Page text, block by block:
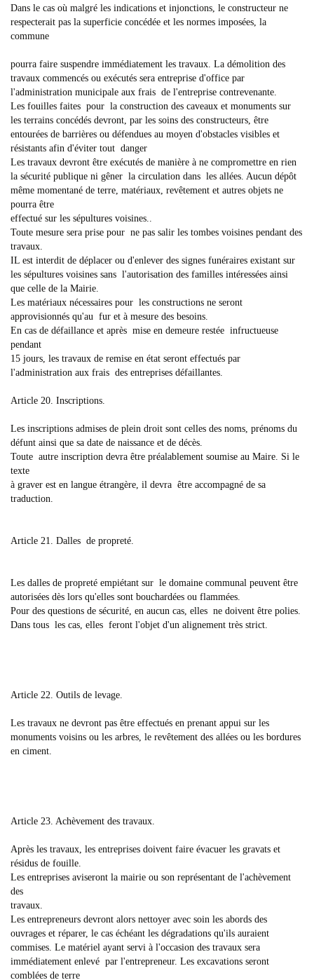
Dans le cas où malgré les indications et injonctions, le constructeur ne
respecterait pas la superficie concédée et les normes imposées, la
commune
pourra faire suspendre immédiatement les travaux. La démolition des
travaux commencés ou exécutés sera entreprise d'office par
l'administration municipale aux frais de l'entreprise contrevenante.
Les fouilles faites pour la construction des caveaux et monuments sur
les terrains concédés devront, par les soins des constructeurs, être
entourées de barrières ou défendues au moyen d'obstacles visibles et
résistants afin d'éviter tout danger
Les travaux devront être exécutés de manière à ne compromettre en rien
la sécurité publique ni gêner la circulation dans les allées. Aucun dépôt
même momentané de terre, matériaux, revêtement et autres objets ne
pourra être
effectué sur les sépultures voisines..
Toute mesure sera prise pour ne pas salir les tombes voisines pendant des
travaux.
IL est interdit de déplacer ou d'enlever des signes funéraires existant sur
les sépultures voisines sans l'autorisation des familles intéressées ainsi
que celle de la Mairie.
Les matériaux nécessaires pour les constructions ne seront
approvisionnés qu'au fur et à mesure des besoins.
En cas de défaillance et après mise en demeure restée infructueuse
pendant
15 jours, les travaux de remise en état seront effectués par
l'administration aux frais des entreprises défaillantes.
Article 20. Inscriptions.
Les inscriptions admises de plein droit sont celles des noms, prénoms du
défunt ainsi que sa date de naissance et de décès.
Toute autre inscription devra être préalablement soumise au Maire. Si le
texte
à graver est en langue étrangère, il devra être accompagné de sa
traduction.
Article 21. Dalles de propreté.
Les dalles de propreté empiétant sur le domaine communal peuvent être
autorisées dès lors qu'elles sont bouchardées ou flammées.
Pour des questions de sécurité, en aucun cas, elles ne doivent être polies.
Dans tous les cas, elles feront l'objet d'un alignement très strict.
Article 22. Outils de levage.
Les travaux ne devront pas être effectués en prenant appui sur les
monuments voisins ou les arbres, le revêtement des allées ou les bordures
en ciment.
Article 23. Achèvement des travaux.
Après les travaux, les entreprises doivent faire évacuer les gravats et
résidus de fouille.
Les entreprises aviseront la mairie ou son représentant de l'achèvement
des
travaux.
Les entrepreneurs devront alors nettoyer avec soin les abords des
ouvrages et réparer, le cas échéant les dégradations qu'ils auraient
commises. Le matériel ayant servi à l'occasion des travaux sera
immédiatement enlevé par l'entrepreneur. Les excavations seront
comblées de terre